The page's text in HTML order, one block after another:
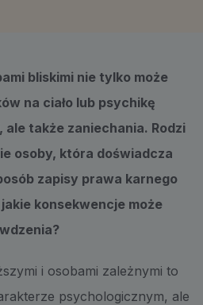
bliskimi nie tylko może
na ciało lub psychikę
także zaniechania. Rodzi
osoby, która doświadcza
zapisy prawa karnego
konsekwencje może
i osobami zależnymi to
psychologicznym, ale